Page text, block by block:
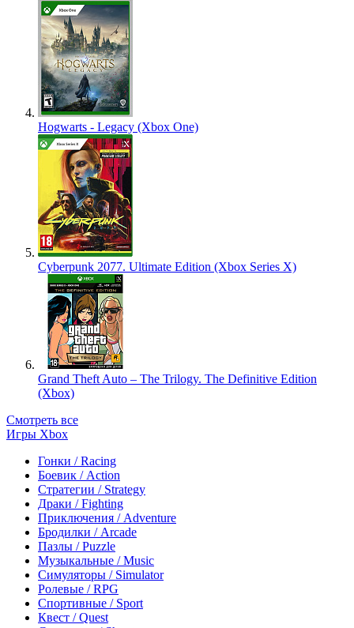
Hogwarts - Legacy (Xbox One)
Cyberpunk 2077. Ultimate Edition (Xbox Series X)
Grand Theft Auto – The Trilogy. The Definitive Edition
(Xbox)
Смотреть все
Игры Xbox
Гонки / Racing
Боевик / Action
Стратегии / Strategy
Драки / Fighting
Приключения / Adventure
Бродилки / Arcade
Пазлы / Puzzle
Музыкальные / Music
Симуляторы / Simulator
Ролевые / RPG
Спортивные / Sport
Квест / Quest